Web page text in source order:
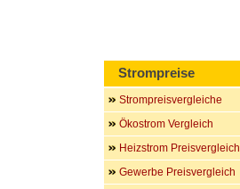
Strompreise
Strompreisvergleiche
Ökostrom Vergleich
Heizstrom Preisvergleich
Gewerbe Preisvergleich